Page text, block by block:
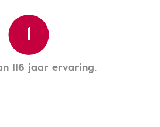
1
116 jaar ervaring.